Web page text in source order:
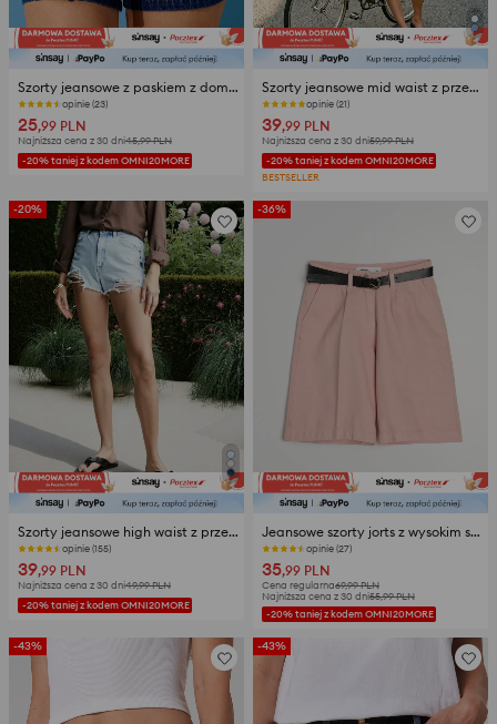
Szorty jeansowe z paskiem z domieszką lyocellu
opinie (23)
25,99 PLN
Najniższa cena z 30 dni45,99PLN
-20% taniej z kodem OMNI20MORE
Szorty jeansowe mid waist z przetarciami
opinie (21)
39,99 PLN
Najniższa cena z 30 dni59,99PLN
-20% taniej z kodem OMNI20MORE
BESTSELLER
-20%
Szorty jeansowe high waist z przetarciami
opinie (155)
39,99 PLN
Najniższa cena z 30 dni49,99PLN
-20% taniej z kodem OMNI20MORE
-36%
Jeansowe szorty jorts z wysokim stanem i paskiem
opinie (27)
35,99 PLN
Cena regularna69,99PLN
Najniższa cena z 30 dni55,99PLN
-20% taniej z kodem OMNI20MORE
-43% -43%